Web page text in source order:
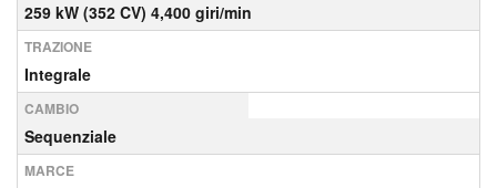
259 kW (352 CV) 4,400 giri/min
TRAZIONE
Integrale
CAMBIO
Sequenziale
MARCE